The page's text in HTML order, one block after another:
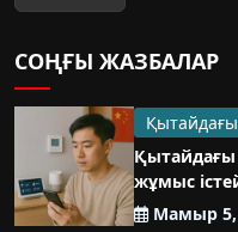
СОҢҒЫ ЖАЗБАЛАР
жұмыс
Мамыр 5,